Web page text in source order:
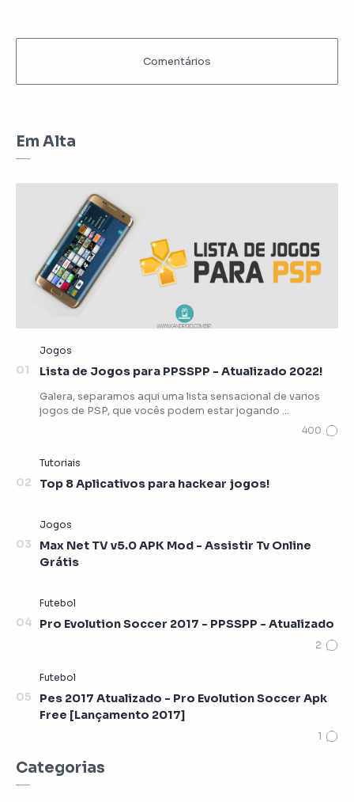
Em Alta
Lista de Jogos para PPSSPP - Atualizado 2022!
Galera, separamos aqui uma lista sensacional de varios
jogos de PSP, que vocês podem estar jogando …
Top 8 Aplicativos para hackear jogos!
Max Net TV v5.0 APK Mod - Assistir Tv Online
Grátis
Pro Evolution Soccer 2017 - PPSSPP - Atualizado
Pes 2017 Atualizado - Pro Evolution Soccer Apk
Free [Lançamento 2017]
Categorias